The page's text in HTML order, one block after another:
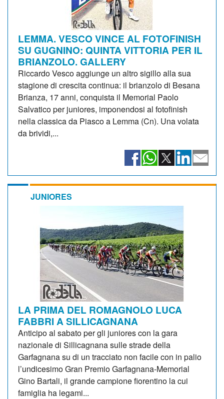
LEMMA. VESCO VINCE AL FOTOFINISH
SU GUGNINO: QUINTA VITTORIA PER IL
BRIANZOLO. GALLERY
Riccardo Vesco aggiunge un altro sigillo alla sua
stagione di crescita continua: il brianzolo di Besana
Brianza, 17 anni, conquista il Memorial Paolo
Salvatico per juniores, imponendosi al fotofinish
nella classica da Piasco a Lemma (Cn). Una volata
da brividi,...
JUNIORES
LA PRIMA DEL ROMAGNOLO LUCA
FABBRI A SILLICAGNANA
Anticipo al sabato per gli juniores con la gara
nazionale di Sillicagnana sulle strade della
Garfagnana su di un tracciato non facile con in palio
l’undicesimo Gran Premio Garfagnana-Memorial
Gino Bartali, il grande campione fiorentino la cui
famiglia ha legami...